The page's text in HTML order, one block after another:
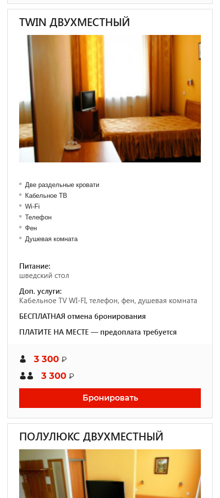
TWIN ДВУХМЕСТНЫЙ
Две раздельные кровати
Кабельное ТВ
Wi-Fi
Телефон
Фен
Душевая комната
Питание:
шведский стол
Доп. услуги:
Кабельное TV WI-FI, телефон, фен, душевая комната
БЕСПЛАТНАЯ отмена бронирования
ПЛАТИТЕ НА МЕСТЕ — предоплата требуется
3 300 ₽
3 300 ₽
Бронировать
ПОЛУЛЮКС ДВУХМЕСТНЫЙ